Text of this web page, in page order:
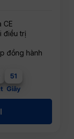
CE
điều trị
đồng hành
51
Giây